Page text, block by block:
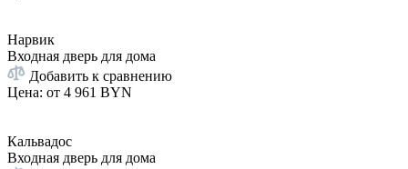
Нарвик
Входная дверь для дома
Добавить к сравнению
Цена: от 4 961 BYN
Кальвадос
Входная дверь для дома